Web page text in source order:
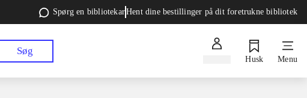
Spørg en bibliotekarHent dine bestillinger på dit foretrukne bibliotek
Søg
Husk Menu